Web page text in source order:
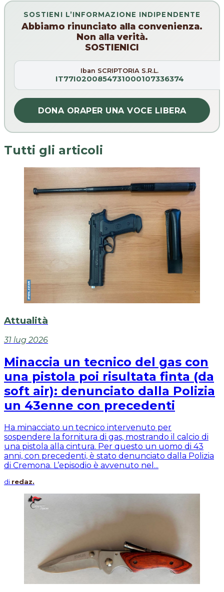
SOSTIENI L’INFORMAZIONE INDIPENDENTE
Abbiamo rinunciato alla convenienza.
Non alla verità.
SOSTIENICI
Iban SCRIPTORIA S.R.L.
IT77I0200854731000107336374
DONA ORAPER UNA VOCE LIBERA
Tutti gli articoli
Attualità
31 lug 2026
Minaccia un tecnico del gas con
una pistola poi risultata finta (da
soft air): denunciato dalla Polizia
un 43enne con precedenti
Ha minacciato un tecnico intervenuto per
sospendere la fornitura di gas, mostrando il calcio di
una pistola alla cintura. Per questo un uomo di 43
anni, con precedenti, è stato denunciato dalla Polizia
di Cremona. L’episodio è avvenuto nel...
di redaz.